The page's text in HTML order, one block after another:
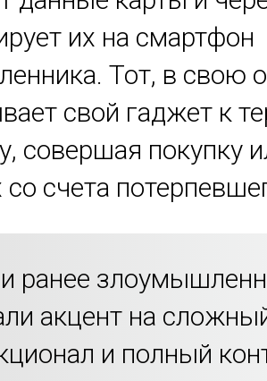
их на смартфон
Тот, в свою
свой гаджет к
совершая покупку
счета
ранее
акцент на
и полный